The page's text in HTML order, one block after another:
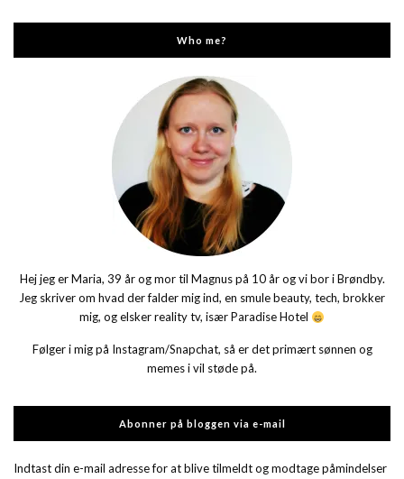
Who me?
Hej jeg er Maria, 39 år og mor til Magnus på 10 år og vi bor i Brøndby.
Jeg skriver om hvad der falder mig ind, en smule beauty, tech, brokker
mig, og elsker reality tv, især Paradise Hotel
Følger i mig på Instagram/Snapchat, så er det primært sønnen og
memes i vil støde på.
Abonner på bloggen via e-mail
Indtast din e-mail adresse for at blive tilmeldt og modtage påmindelser